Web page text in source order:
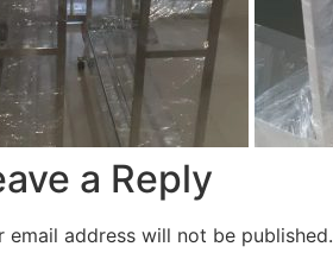
a Reply
email address will not be published.